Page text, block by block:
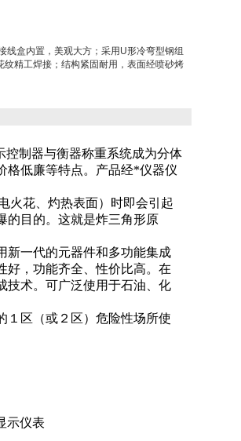
线盒内置，美观大方；采用U形冷弯型钢组
纹精工焊接；结构紧固耐用，表面经喷砂烤
控制器与衡器称重系统成为分体
格低廉等特点。产品经*仪器仪
火花、灼热表面）时即会引起
的目的。这就是炸三角形原
新一代的元器件和多功能集成
好，功能齐全、性价比高。在
技术。可广泛使用于石油、化
１区（或２区）危险性场所使
示仪表